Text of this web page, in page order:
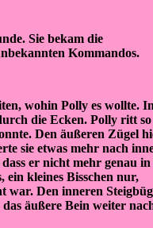
Sie bekam die
Kommandos.
wohin Polly es wollte.
die Ecken. Polly ritt so
Den äußeren Zügel
sie etwas mehr nach
er nicht mehr genau in
ein kleines Bisschen nur,
war. Den inneren
äußere Bein weiter